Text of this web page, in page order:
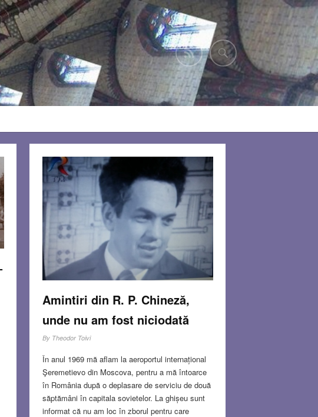
Amintiri din R. P. Chineză,
unde nu am fost niciodată
By Theodor Toivi
În anul 1969 mă aflam la aeroportul internațional
Şeremetievo din Moscova, pentru a mă întoarce
în România după o deplasare de serviciu de două
săptămâni în capitala sovietelor. La ghișeu sunt
informat că nu am loc în zborul pentru care